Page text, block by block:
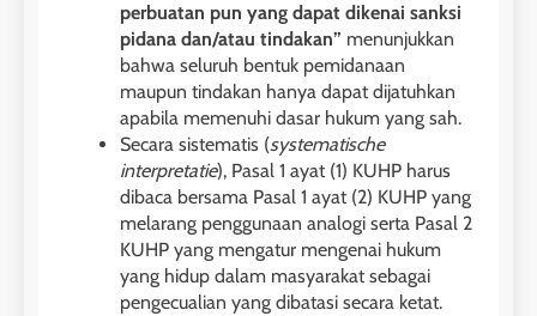
perbuatan pun yang dapat dikenai sanksi
pidana dan/atau tindakan” menunjukkan
bahwa seluruh bentuk pemidanaan
maupun tindakan hanya dapat dijatuhkan
apabila memenuhi dasar hukum yang sah.
Secara sistematis (systematische
interpretatie), Pasal 1 ayat (1) KUHP harus
dibaca bersama Pasal 1 ayat (2) KUHP yang
melarang penggunaan analogi serta Pasal 2
KUHP yang mengatur mengenai hukum
yang hidup dalam masyarakat sebagai
pengecualian yang dibatasi secara ketat.